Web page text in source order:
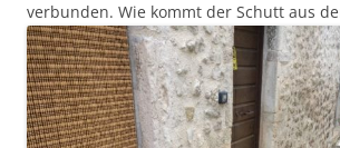
verbunden. Wie kommt der Schutt aus